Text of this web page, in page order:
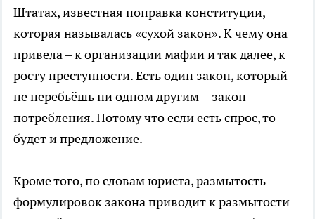
Штатах, известная поправка конституции,
которая называлась «сухой закон». К чему она
привела – к организации мафии и так далее, к
росту преступности. Есть один закон, который
не перебьёшь ни одном другим - закон
потребления. Потому что если есть спрос, то
будет и предложение.
Кроме того, по словам юриста, размытость
формулировок закона приводит к размытости